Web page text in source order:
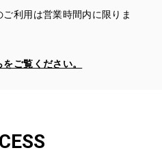
ご利用は営業時間内に限りま
ご覧ください。